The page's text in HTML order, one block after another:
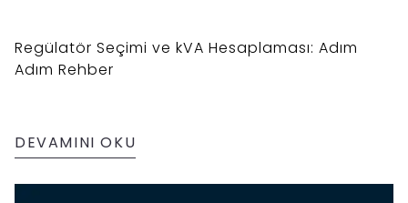
Regülatör Seçimi ve kVA Hesaplaması: Adım
Adım Rehber
DEVAMINI OKU